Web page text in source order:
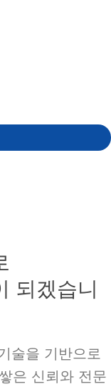
되겠습니
술을 기반으로
은 신뢰와 전문